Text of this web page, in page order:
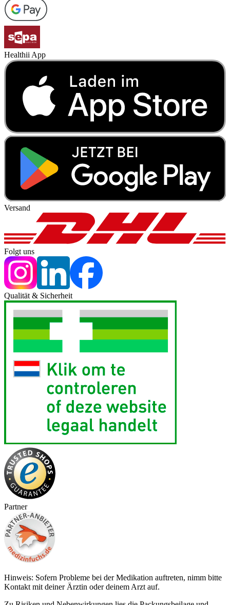
Healthii App
Versand
Folgt uns
Qualität & Sicherheit
Partner
Hinweis: Sofern Probleme bei der Medikation auftreten, nimm bitte
Kontakt mit deiner Ärztin oder deinem Arzt auf.